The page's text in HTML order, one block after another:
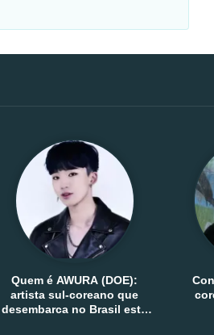
Quem é AWURA (DOE):
artista sul-coreano que
desembarca no Brasil esta